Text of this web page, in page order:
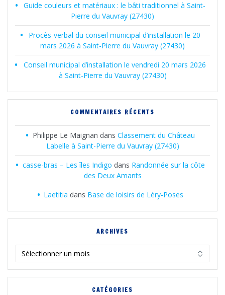
Guide couleurs et matériaux : le bâti traditionnel à Saint-
Pierre du Vauvray (27430)
Procès-verbal du conseil municipal d’installation le 20
mars 2026 à Saint-Pierre du Vauvray (27430)
Conseil municipal d’installation le vendredi 20 mars 2026
à Saint-Pierre du Vauvray (27430)
COMMENTAIRES RÉCENTS
Philippe Le Maignan dans Classement du Château
Labelle à Saint-Pierre du Vauvray (27430)
casse-bras – Les îles Indigo dans Randonnée sur la côte
des Deux Amants
Laetitia dans Base de loisirs de Léry-Poses
ARCHIVES
CATÉGORIES